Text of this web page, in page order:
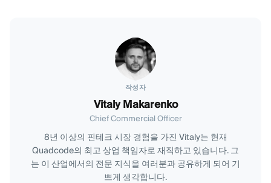
작성자
Vitaly Makarenko
Chief Commercial Officer
8년 이상의 핀테크 시장 경험을 가진 Vitaly는 현재
Quadcode의 최고 상업 책임자로 재직하고 있습니다. 그
는 이 산업에서의 전문 지식을 여러분과 공유하게 되어 기
쁘게 생각합니다.